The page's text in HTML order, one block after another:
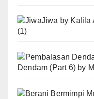
Jiwa by Kalila
(1)
Dendam (Part 6) by